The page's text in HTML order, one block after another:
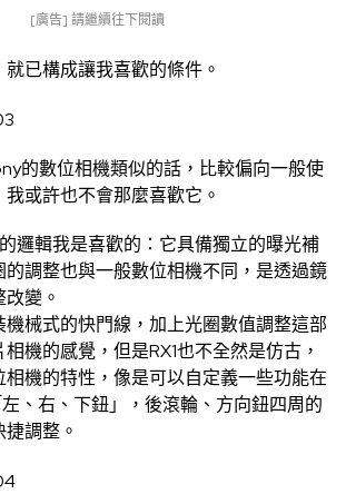
[廣告] 請繼續往下閱讀
已構成讓我喜歡的條件。
的數位相機類似的話，比較偏向一般使
或許也不會那麼喜歡它。
邏輯我是喜歡的：它具備獨立的曝光補
調整也與一般數位相機不同，是透過鏡
變。
械式的快門線，加上光圈數值調整這部
機的感覺，但是RX1也不全然是仿古，
機的特性，像是可以自定義一些功能在
左、右、下鈕」，後滾輪、方向鈕四周的
調整。